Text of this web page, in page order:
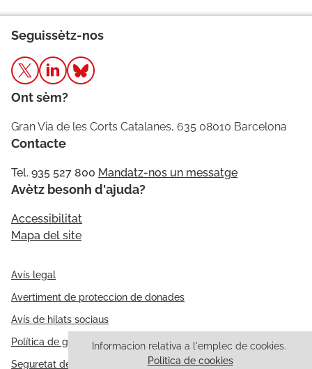
Informacion relativa a l'emplec de cookies.
Politica de cookies
Seguissètz-nos
Ont sèm?
Gran Via de les Corts Catalanes, 635 08010 Barcelona
Contacte
Tel. 935 527 800 Mandatz-nos un messatge
Avètz besonh d'ajuda?
Accessibilitat
Mapa del site
Avís legal
Avertiment de proteccion de donades
Avís de hilats sociaus
Política de galetes
Seguretat de l'información